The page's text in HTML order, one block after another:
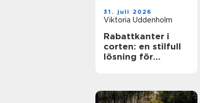
31. juli 2026
Viktoria Uddenholm
Rabattkanter i
corten: en stilfull
lösning för